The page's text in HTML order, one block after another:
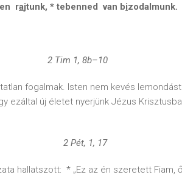
rajtunk, * tebenned van bizodalmunk.
2 Tim 1, 8b–10
fogalmak. Isten nem kevés
ezáltal új életet nyerjünk Jézus
2 Pét, 1, 17
hallatszott: * „Ez az én szeretett Fiam,